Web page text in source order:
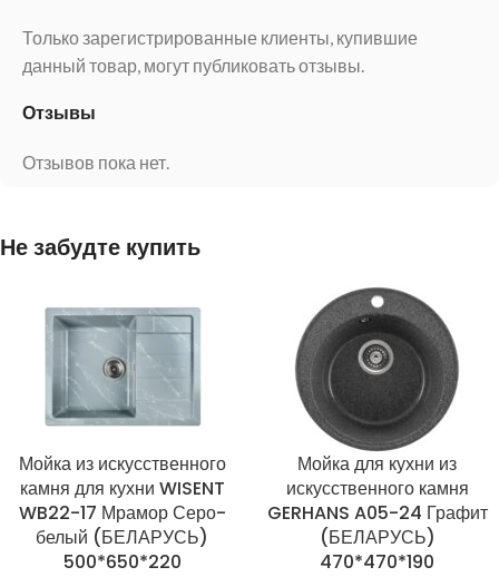
Отзывы
Отзывов пока нет.
Только зарегистрированные клиенты, купившие
данный товар, могут публиковать отзывы.
Не забудте купить
Мойка из искусственного
камня для кухни WISENT
WB22-17 Мрамор Серо-
белый (БЕЛАРУСЬ)
500*650*220
Мойка для кухни из
искусственного камня
GERHANS A05-24 Графит
(БЕЛАРУСЬ)
470*470*190